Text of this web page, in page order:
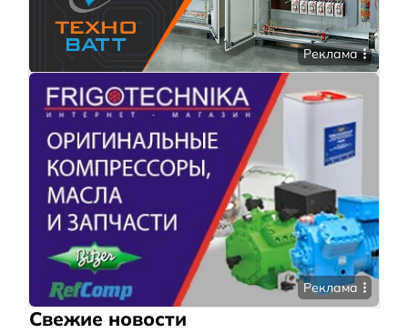
Реклама
Реклама
Свежие новости